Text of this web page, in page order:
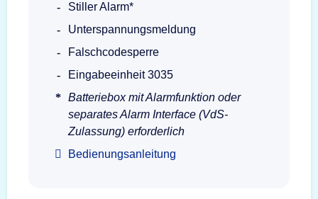
Stiller Alarm*
Unterspannungsmeldung
Falschcodesperre
Eingabeeinheit 3035
Batteriebox mit Alarmfunktion oder
separates Alarm Interface (VdS-
Zulassung) erforderlich
Bedienungsanleitung